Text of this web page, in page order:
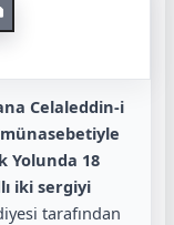
Celaleddin-i
Yolunda 18
iki sergiyi
tarafından